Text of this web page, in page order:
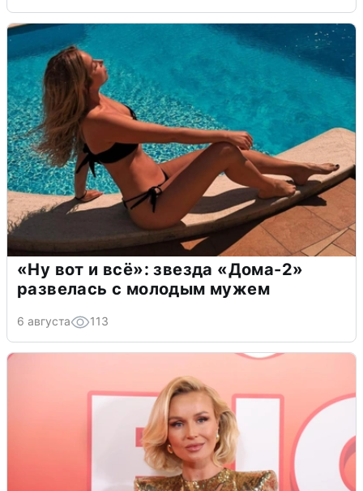
«Ну вот и всё»: звезда «Дома-2»
развелась с молодым мужем
6 августа 113